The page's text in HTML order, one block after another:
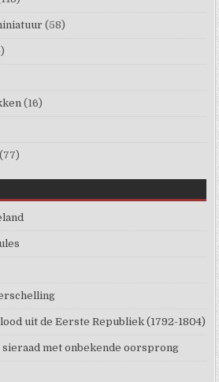
(58)
(16)
(77)
uit de Eerste Republiek (1792-1804)
sieraad met onbekende oorsprong